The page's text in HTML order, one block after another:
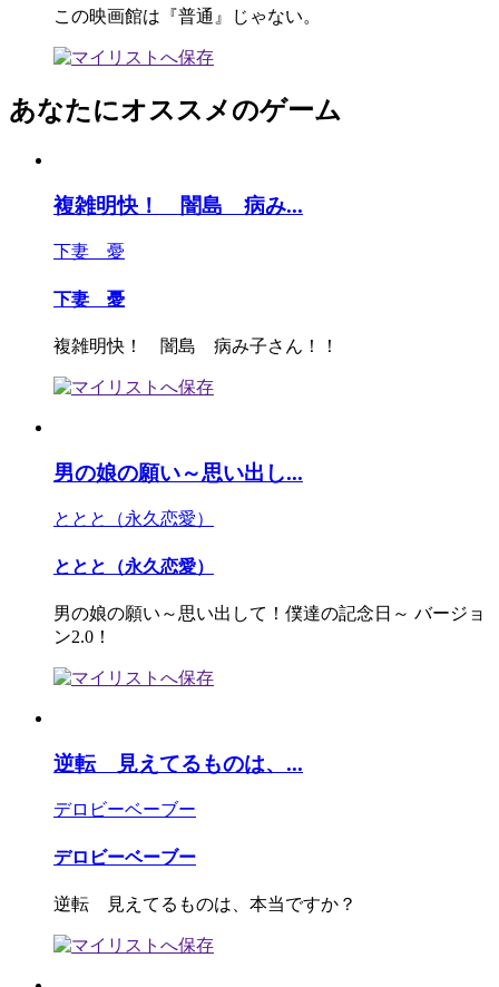
この映画館は『普通』じゃない。
あなたにオススメのゲーム
複雑明快！ 闇島 病み...
下妻 憂
下妻 憂
複雑明快！ 闇島 病み子さん！！
男の娘の願い～思い出し...
ととと（永久恋愛）
ととと（永久恋愛）
男の娘の願い～思い出して！僕達の記念日～ バージョ
ン2.0！
逆転 見えてるものは、...
デロビーベーブー
デロビーベーブー
逆転 見えてるものは、本当ですか？